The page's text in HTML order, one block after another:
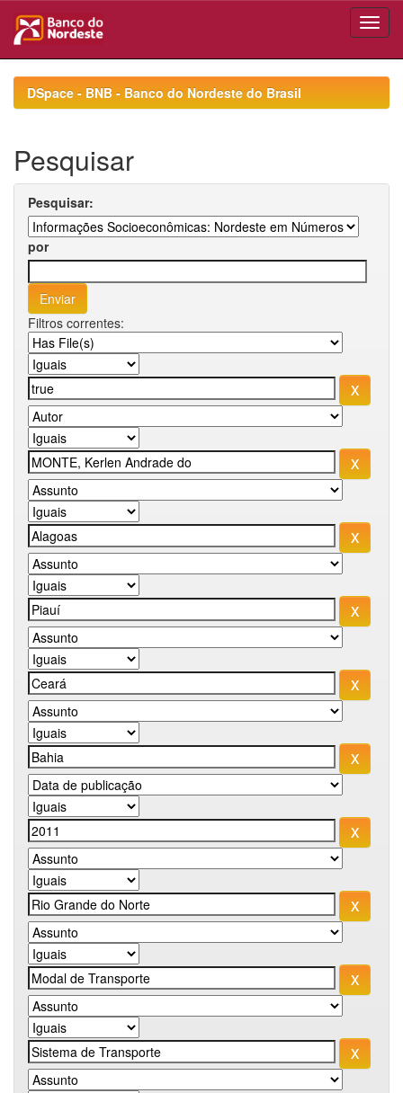
navigationDSpace - BNB - Banco do Nordeste do Brasil
Pesquisar
Pesquisar:
por
Filtros correntes: